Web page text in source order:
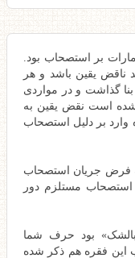
بر استصحاب بود.
ناقض یقین باشد و هر
گذاشت و در مواردی
شده است نقض یقین به
وارد بر دلیل استصحاب
فرض جریان استصحاب
مستلزم دور
بالشک» بود حرف شما
این فقره هم ذکر شده